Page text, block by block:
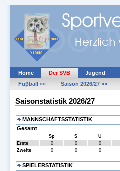
Home Der SVB Jugend
Fuβball »»
Saison 2026/27 »»
Saisonstatistik 2026/27
MANNSCHAFTSSTATISTIK
Gesamt
Sp S U
Erste
0 0 0
Zweite
0 0 0
SPIELERSTATISTIK